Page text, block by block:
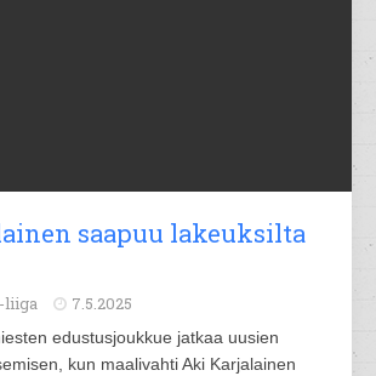
saapuu lakeuksilta
liiga 7.5.2025
edustusjoukkue jatkaa uusien
kun maalivahti Aki Karjalainen